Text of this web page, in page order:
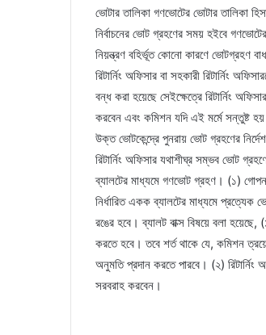
ভোটার তালিকা গণভোটের ভোটার তালিকা
নির্বাচনের ভোট গ্রহণের সময় হইবে
নিয়ন্ত্রণ বহির্ভূত কোনো কারণে ভোটগ্রহণ
রিটার্নিং অফিসার বা সহকারী রিটার্নিং
বন্ধ করা হয়েছে সেইক্ষেত্রে রিটার্নিং
করবেন এবং কমিশন যদি এই মর্মে সন্তুষ্ট
উক্ত ভোটকেন্দ্রে পুনরায় ভোট গ্রহণের
রিটার্নিং অফিসার যথাশীঘ্র সম্ভব ভোট
ব্যালটের মাধ্যমে গণভোট গ্রহণ। (১) গোপন
নির্ধারিত একক ব্যালটের মাধ্যমে
রঙের হবে। ব্যালট বাক্স বিষয়ে বলা
করতে হবে। তবে শর্ত থাকে যে, কমিশন
অনুমতি প্রদান করতে পারবে। (২) রিটার্নিং
সরবরাহ করবেন।